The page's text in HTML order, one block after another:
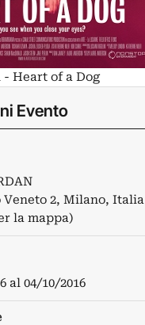
Heart of a Dog
Evento
2, Milano, Italia
la mappa)
al 04/10/2016